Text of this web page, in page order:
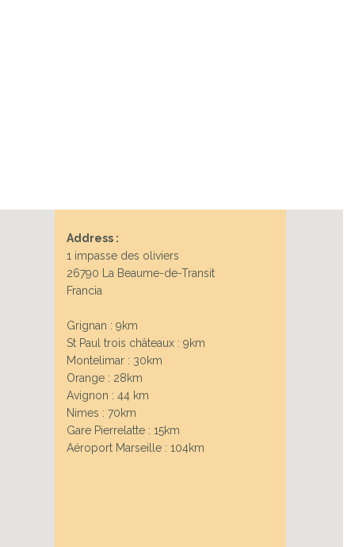
Address :
1 impasse des oliviers
26790 La Beaume-de-Transit
Francia
Grignan : 9km
St Paul trois châteaux : 9km
Montelimar : 30km
Orange : 28km
Avignon : 44 km
Nimes : 70km
Gare Pierrelatte : 15km
Aéroport Marseille : 104km